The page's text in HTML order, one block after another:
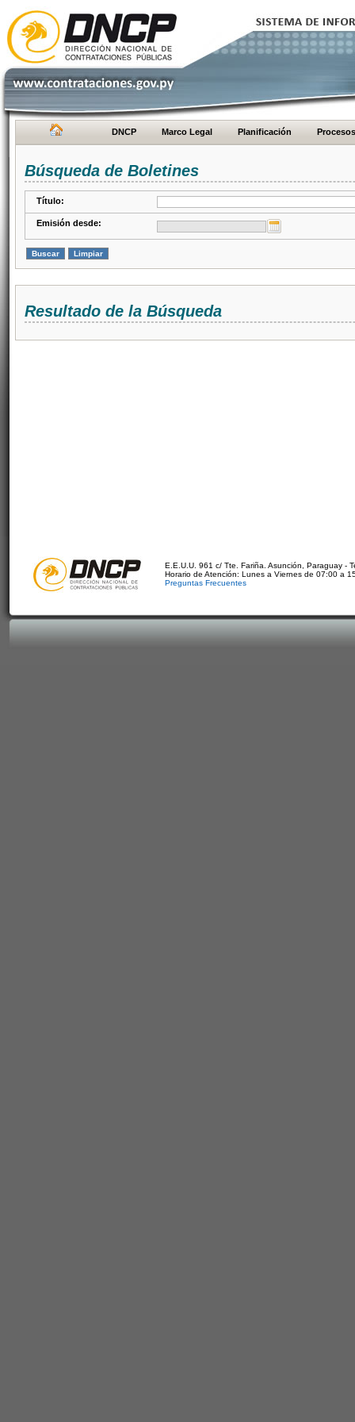
DNCP Marco Legal Planificación Procesos
Búsqueda de Boletines
Título:
Emisión desde:
Resultado de la Búsqueda
E.E.U.U. 961 c/ Tte. Fariña. Asunción, Paraguay -
Horario de Atención: Lunes a Viernes de 07:00 a
Preguntas Frecuentes